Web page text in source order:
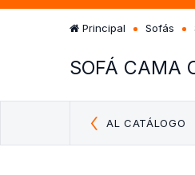
Principal Sofás
SOFÁ CAMA
AL CATÁLOGO